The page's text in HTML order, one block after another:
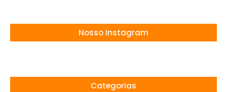
Nosso Instagram
Categorias